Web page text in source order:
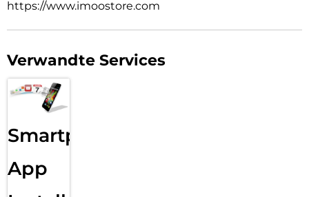
https://www.imoostore.com
Verwandte Services
Smartphone
App